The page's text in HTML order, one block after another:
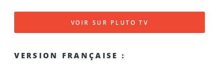
VOIR SUR PLUTO TV
VERSION FRANÇAISE :